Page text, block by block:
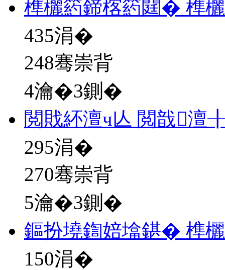
榫欐箹鍗楁箹閮� 榫
435涓�
248骞崇背
4瀹�3鍘�
閲戝紑澶ч亾 閲戠澶
295涓�
270骞崇背
5瀹�3鍘�
鏂扮墝鍧婄墖鍖� 榫
150涓�